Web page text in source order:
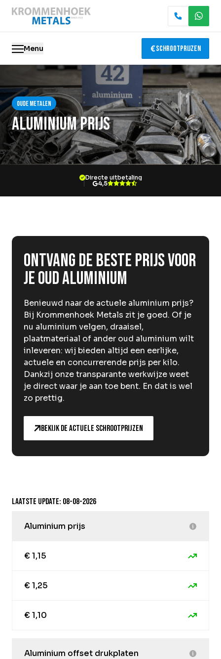
Menu Schrootprijzen
Oude metalen
Elektronica recycling
Slopen & demontage
Katalysator recycling
Werken bij
Direct inleveren Ophaalservice
Oude metalen
Aluminium prijs
Directe uitbetaling
4,5
Ontvang de beste prijs voor
je oud aluminium
Benieuwd naar de actuele aluminium prijs?
Bij Krommenhoek Metals zit je goed. Of je
nu aluminium velgen, draaisel,
plaatmateriaal of ander oud aluminium wilt
inleveren: wij bieden altijd een eerlijke,
actuele en concurrerende prijs per kilo.
Dankzij onze transparante werkwijze weet
je direct waar je aan toe bent. En dat is wel
zo prettig.
Bekijk de actuele schrootprijzen
Laatste update: 08-08-2026
Aluminium prijs
€ 1,15
€ 1,25
€ 1,10
Aluminium offset drukplaten